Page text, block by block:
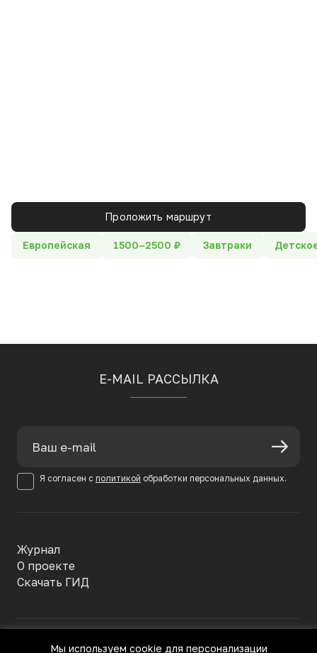
Мы используем cookie для персонализации
Проложить маршрут
Европейская 1500–2500 ₽ Завтраки
E-MAIL РАССЫЛКА
Я согласен с политикой обработки персональных данных.
Журнал
О проекте
Скачать ГИД